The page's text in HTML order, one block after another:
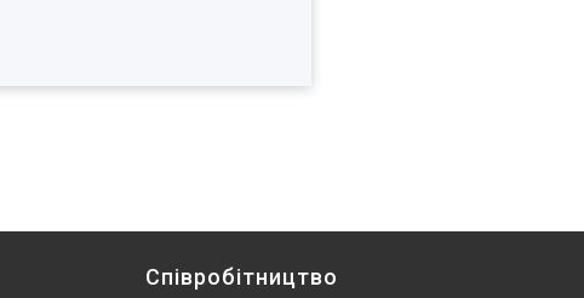
Співробітництво